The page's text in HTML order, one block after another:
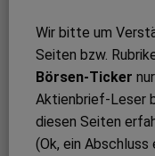
Wir bitte um
Seiten bzw.
Börsen-Ticker
Aktienbrief-Leser
diesen Seiten
(Ok, ein Abschluss